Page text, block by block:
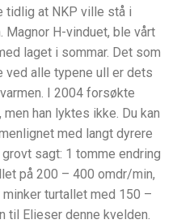
tidlig at NKP ville stå i
H-vinduet, ble vårt
laget i sommar. Det som
alle typene ull er dets
I 2004 forsøkte
han lyktes ikke. Du kan
med langt dyrere
sagt: 1 tomme endring
på 200 – 400 omdr/min,
turtallet med 150 –
til Elieser denne kvelden.